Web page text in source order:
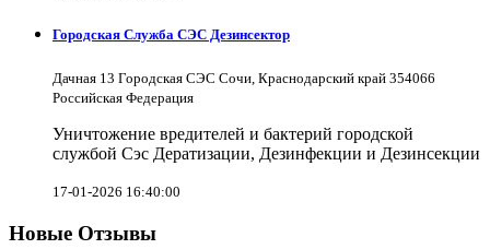
Городская Служба СЭС Дезинсектор
Дачная 13 Городская СЭС Сочи, Краснодарский край 354066
Российская Федерация
Уничтожение вредителей и бактерий городской
службой Сэс Дератизации, Дезинфекции и Дезинсекции
17-01-2026 16:40:00
Новые Отзывы